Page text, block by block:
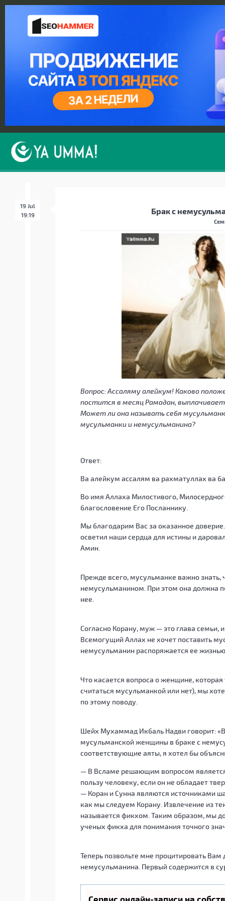
19 Jul
19:19
Брак с
Вопрос: Ассаляму алейкум! Каково
постится в месяц Рамадан,
Может ли она называть себя
мусульманки и немусульманина?
Ответ:
Ва алейкум ассалям ва рахматуллах ва
Во имя Аллаха Милостивого,
благословение Его Посланнику.
Мы благодарим Вас за оказанное
осветил наши сердца для истины и
Амин.
Прежде всего, мусульманке важно знать,
немусульманином. При этом она должна
нее.
Согласно Корану, муж — это глава семьи,
Всемогущий Аллах не хочет поставить
немусульманин распоряжается ее
Что касается вопроса о женщине,
считаться мусульманкой или нет), мы
по этому поводу.
Шейх Мухаммад Икбаль Надви говорит:
мусульманской женщины в браке с
соответствующие аяты, я хотел бы
— В Bсламе решающим вопросом
пользу человеку, если он не обладает
— Коран и Сунна являются источниками
как мы следуем Корану. Извлечение из
называется фикхом. Таким образом, мы
ученых фикха для понимания точного
Теперь позвольте мне процитировать
немусульманина. Первый содержится в
Сервис онлайн-записи на